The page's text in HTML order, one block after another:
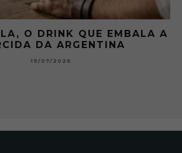
O DRINK QUE EMBALA A
DA ARGENTINA
19/07/2026